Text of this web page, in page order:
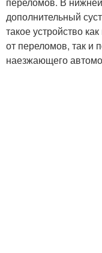
дополнительный
такое устройство
от переломов, так и
наезжающего